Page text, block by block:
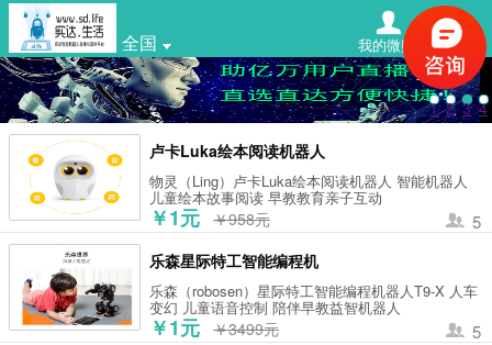
全国 我的微购 搜索
1 2 3 4
卢卡Luka绘本阅读机器人
物灵（Ling）卢卡Luka绘本阅读机器人 智能机器人
儿童绘本故事阅读 早教教育亲子互动
￥1元 ￥958元 5
乐森星际特工智能编程机
乐森（robosen）星际特工智能编程机器人T9-X 人车
变幻 儿童语音控制 陪伴早教益智机器人
￥1元 ￥3499元 5